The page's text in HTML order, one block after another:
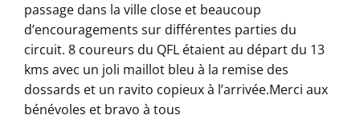
passage dans la ville close et beaucoup
d’encouragements sur différentes parties du
circuit. 8 coureurs du QFL étaient au départ du 13
kms avec un joli maillot bleu à la remise des
dossards et un ravito copieux à l’arrivée.Merci aux
bénévoles et bravo à tous